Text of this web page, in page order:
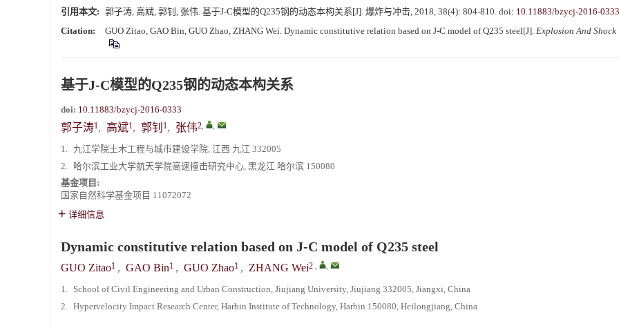
《爆炸与冲击》2025年度优秀名单
引用本文: 郭子涛, 高斌, 郭钊, 张伟. 基于J-C模型的Q235钢的动态本构关系[J]. 爆炸与冲击, 2018, 38(4): 804-810. doi: 10.11883/bzycj-2016-0333
Citation:
GUO Zitao, GAO Bin, GUO Zhao, ZHANG Wei. Dynamic constitutive relation based on J-C model of Q235 steel[J]. Explosion And Shock
基于J-C模型的Q235钢的动态本构关系
doi: 10.11883/bzycj-2016-0333
郭子涛1, 高斌1, 郭钊 1, 张伟2, ,
1. 九江学院土木工程与城市建设学院, 江西 九江 332005
2. 哈尔滨工业大学航天学院高速撞击研究中心, 黑龙江 哈尔滨 150080
基金项目:
国家自然科学基金项目 11072072
详细信息
Dynamic constitutive relation based on J-C model of Q235 steel
GUO Zitao1 , GAO Bin1 , GUO Zhao1 , ZHANG Wei2 , ,
1. School of Civil Engineering and Urban Construction, Jiujiang University, Jiujiang 332005, Jiangxi, China
2. Hypervelocity Impact Research Center, Harbin Institute of Technology, Harbin 150080, Heilongjiang, China